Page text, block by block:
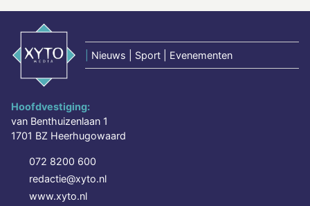
Nieuws | Sport | Evenementen
Hoofdvestiging:
van Benthuizenlaan 1
1701 BZ Heerhugowaard
072 8200 600
redactie@xyto.nl
www.xyto.nl